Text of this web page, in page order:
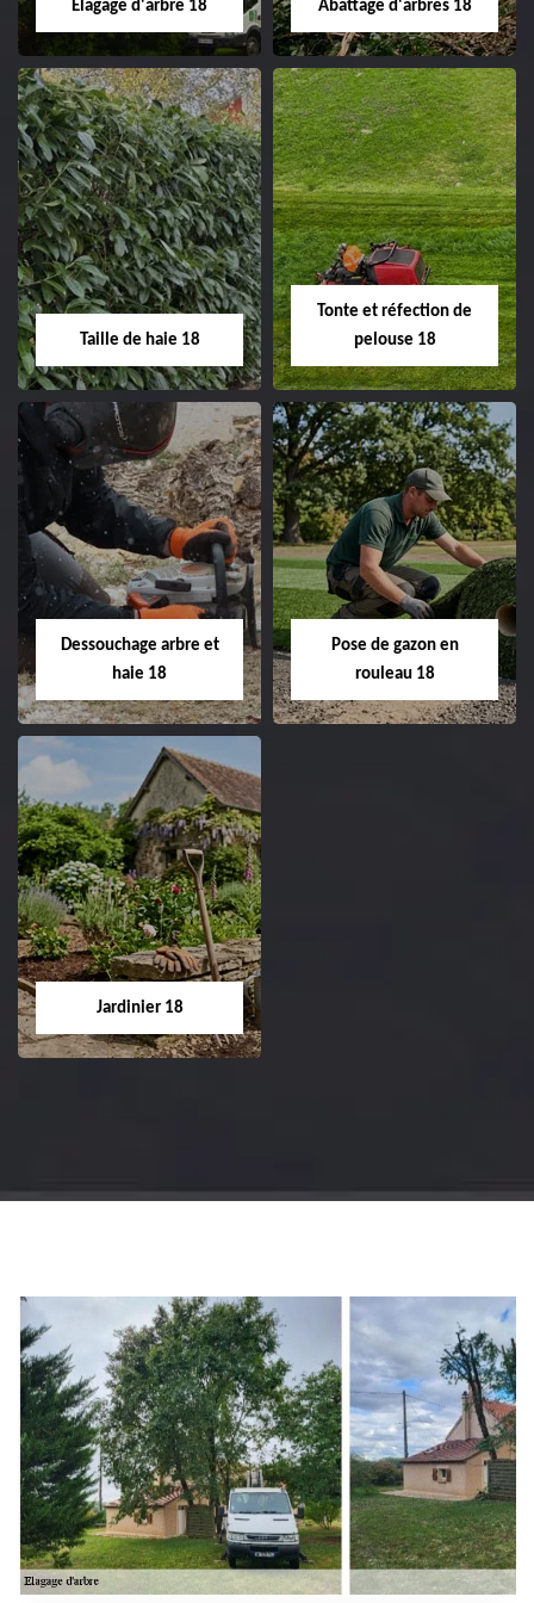
changement grillage et
clôture 18 Cher tel:
02.52.56.49.40
Elagage d'arbre 18
Elagage d'arbre 18
Entreprise élagage
d'arbre 18 Cher tel:
02.52.56.49.40
Abattage d'arbres 18
Abattage d'arbres
18
Entreprise abattage
Taille de haie 18
Taille de haie 18
Entreprise taille de haie
18 Cher tel:
02.52.56.49.40
Tonte et réfection de
pelouse 18
Tonte et réfection
de pelouse 18
Entreprise tonte et
Cher tel: 02.52.56.49.40
Dessouchage arbre et
haie 18
Dessouchage arbre
et haie 18
Entreprise dessouchage
arbre et haie 18 Cher
Pose de gazon en
rouleau 18
Jardinier 18